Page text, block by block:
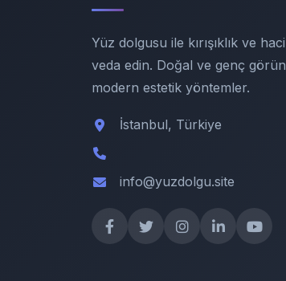
Yüz dolgusu ile kırışıklık ve
veda edin. Doğal ve genç
modern estetik yöntemler.
İstanbul, Türkiye
info@yuzdolgu.site